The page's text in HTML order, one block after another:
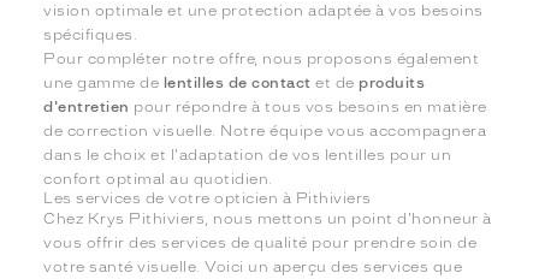
vision optimale et une protection adaptée à vos besoins
spécifiques.
Pour compléter notre offre, nous proposons également
une gamme de lentilles de contact et de produits
d'entretien pour répondre à tous vos besoins en matière
de correction visuelle. Notre équipe vous accompagnera
dans le choix et l'adaptation de vos lentilles pour un
confort optimal au quotidien.
Les services de votre opticien à Pithiviers
Chez Krys Pithiviers, nous mettons un point d'honneur à
vous offrir des services de qualité pour prendre soin de
votre santé visuelle. Voici un aperçu des services que